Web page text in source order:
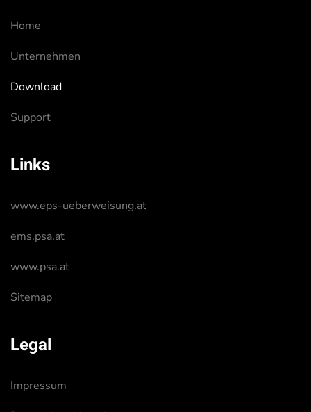
Home
Unternehmen
Download
Support
Links
www.eps-ueberweisung.at
ems.psa.at
www.psa.at
Sitemap
Legal
Impressum